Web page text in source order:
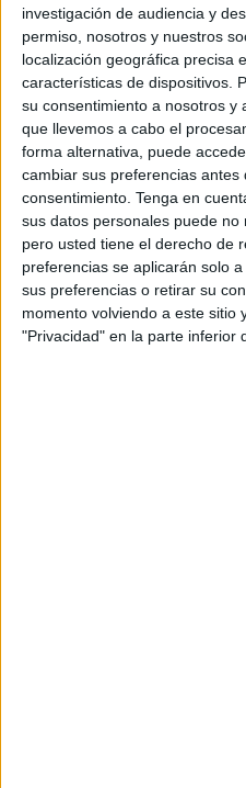
investigación de audiencia y
permiso, nosotros y nuestros
localización geográfica precisa
características de dispositivos.
su consentimiento a nosotros y
que llevemos a cabo el
forma alternativa, puede
cambiar sus preferencias antes
consentimiento. Tenga en
sus datos personales puede no
pero usted tiene el derecho de
preferencias se aplicarán solo
sus preferencias o retirar su
momento volviendo a este sitio
"Privacidad" en la parte inferior
LaAD Ceutase enfrenta al
sábado las 14:00 horas
FaroTVha salido a
que cerrará el marcador del
La próxima jornada el
enfrentarse al Cultural
quién gana la porra.